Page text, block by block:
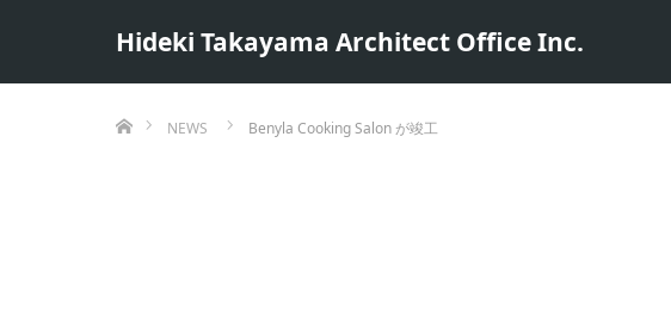
Hideki Takayama Architect Office Inc.
NEWS
Benyla Cooking Salon が竣工